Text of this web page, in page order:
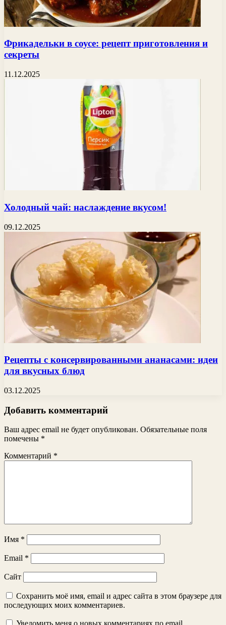
Фрикадельки в соусе: рецепт приготовления и
секреты
11.12.2025
Холодный чай: наслаждение вкусом!
09.12.2025
Рецепты с консервированными ананасами: идеи
для вкусных блюд
03.12.2025
Добавить комментарий
Ваш адрес email не будет опубликован. Обязательные поля
помечены *
Комментарий *
Имя *
Email *
Сайт
Сохранить моё имя, email и адрес сайта в этом браузере для
последующих моих комментариев.